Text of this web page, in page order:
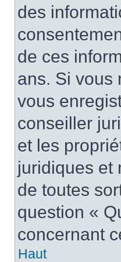
des
de ces
ans. Si vous
vous
conseiller
et les
juridiques et
de toutes
question «
concernant
Haut